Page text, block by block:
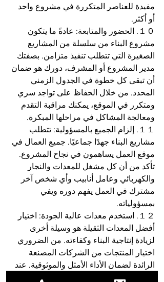
مفيدة للعناصر المتكررة في مشروع واحد
أو أكثر.
１０. الحضور والمتابعة: عادةً ما يتكون
مشروع البناء من سلسلة من المشاريع
الصغيرة التي تتطلب تنفيذ متزامن. بصفتك
مدير المشروع أو المشرف، دورك هو ضمان
أن تبقى كل خطوة في الجدول الزمني
المحدد. من خلال الحفاظ على تواجد سري
ومتكرر في الموقع، يمكنك مراقبة التقدم
ومعالجة المشاكل في مراحلها المبكرة.
１１. إلزام الجميع بالمسؤولية: تتطلب
مشاريع البناء جهدًا جماعيًا. جميع العمال في
موقع العمل يساهمون في نجاح المشروع.
تأكد من أن كل مشغل للمعدات والنجار
والكهربائي وعامل أنابيب وأي شخص آخر
مشترك في العمل يفهم دوره ويفي
بمسؤولياته.
１２. استخدم معدات عالية الجودة: اختيار
أفضل المعدات الثقيلة هو وسيلة أخرى
لزيادة إنتاجية البناء وكفاءته. من الضروري
اختيار المنتجات من الشركات المصنعة
الرائدة لضمان الأداء الأمثل والموثوقية. عند
اختيار المورد، تأكد من أنها شركة ذات